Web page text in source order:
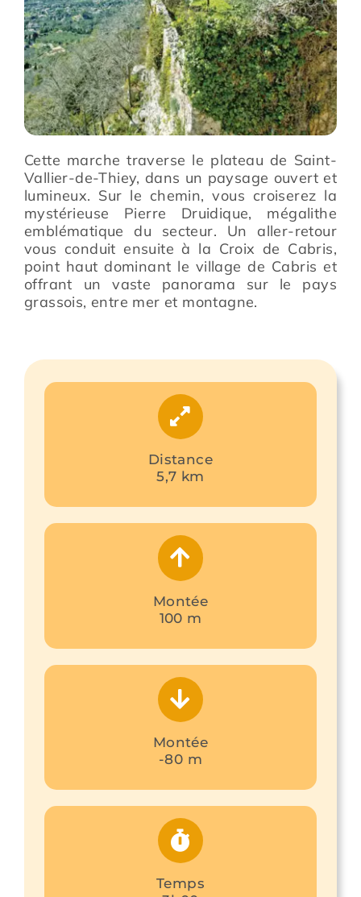
Avantages
Cette marche traverse le plateau de Saint-
Vallier-de-Thiey, dans un paysage ouvert et
lumineux. Sur le chemin, vous croiserez la
mystérieuse Pierre Druidique, mégalithe
emblématique du secteur. Un aller-retour
vous conduit ensuite à la Croix de Cabris,
point haut dominant le village de Cabris et
offrant un vaste panorama sur le pays
grassois, entre mer et montagne.
Distance
5,7 km
Montée
100 m
Montée
-80 m
Temps